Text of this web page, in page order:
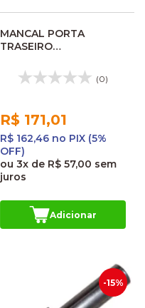
MANCAL PORTA
TRASEIRO
STREET 216445
(0)
R$ 171,01
R$ 162,46 no PIX (5%
OFF)
ou 3x de R$ 57,00 sem
juros
Adicionar
-15%